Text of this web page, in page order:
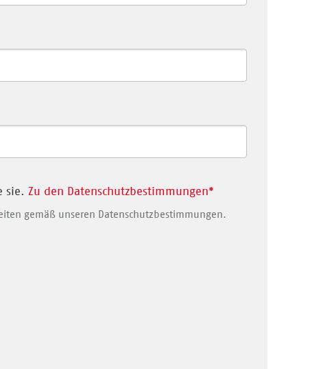
sie. Zu den Datenschutzbestimmungen*
gemäß unseren Datenschutzbestimmungen.